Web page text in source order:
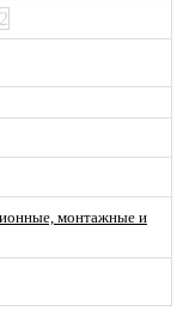
2
монтажные и